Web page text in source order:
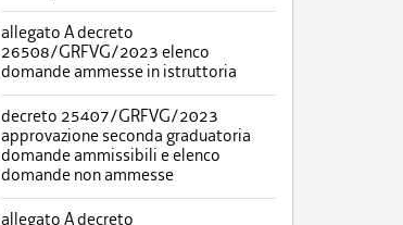
allegato A decreto
26508/GRFVG/2023 elenco
domande ammesse in istruttoria
decreto 25407/GRFVG/2023
approvazione seconda graduatoria
domande ammissibili e elenco
domande non ammesse
allegato A decreto